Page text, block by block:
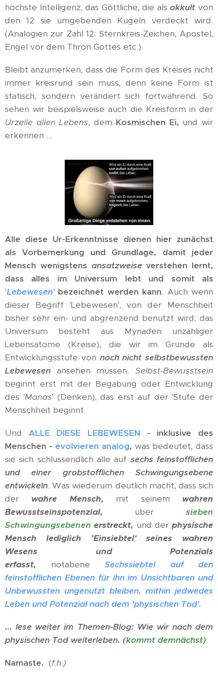
höchste Intelligenz, das Göttliche, die alsokkult von
den 12 sie umgebenden Kugeln verdeckt wird.
(Analogien zur Zahl 12: Sternkreis-Zeichen, Apostel,
Engel vor dem Thron Gottes etc.).
Bleibt anzumerken, dass die Form des Kreises nicht
immer kreisrund sein muss, denn keine Form ist
statisch, sondern verändert sich fortwährend. So
sehen wir beispielsweise auch die Kreisform in der
Urzelle allen Lebens, dem Kosmischen Ei, und wir
erkennen ...
Alle diese Ur-Erkenntnisse dienen hier zunächst
als Vorbemerkung und Grundlage, damit jeder
Mensch wenigstens ansatzweiseverstehen lernt,
dass alles im Universum lebt und somit als
'Lebewesen'bezeichnet werden kann. Auch wenn
dieser Begriff 'Lebewesen', von der Menschheit
bisher sehr ein- und abgrenzend benutzt wird; das
Universum besteht aus Myriaden unzähliger
Lebensatome (Kreise), die wir im Grunde als
Entwicklungsstufe von noch nicht selbstbewussten
Lebewesen ansehen müssen.Selbst-Bewusstsein
beginnt erst mit der Begabung oder Entwicklung
des 'Manas' (Denken), das erst auf der 'Stufe der
Menschheit beginnt.
Und ALLE DIESE LEBEWESEN - inklusive des
Menschen - evolvieren analog, was bedeutet, dass
sie sich schlussendlich alle auf sechs feinstofflichen
und einer grobstofflichen Schwingungsebene
entwickeln. Was wiederum deutlich macht, dass sich
der wahre Mensch, mit seinem wahren
Bewusstseinspotenzial, über
sieben
Schwingungsebenen erstreckt, und der physische
Mensch lediglich 'Einsiebtel' seines wahren
Wesens und Potenzials
erfasst, notabene Sechssiebtel auf den
feinstofflichen Ebenen für ihn im Unsichtbaren und
Unbewussten ungenutzt bleiben, mithin jedwedes
Leben und Potenzial nach dem 'physischen Tod'.
... lese weiter im Themen-Blog: Wie wir nach dem
physischen Tod weiterleben. (kommt demnächst)
Namaste. (f.h.)